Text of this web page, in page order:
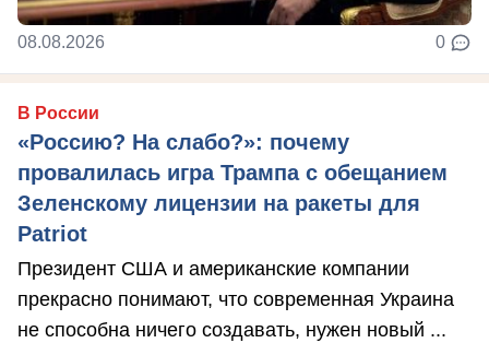
08.08.2026 0
В России
«Россию? На слабо?»: почему
провалилась игра Трампа с обещанием
Зеленскому лицензии на ракеты для
Patriot
Президент США и американские компании
прекрасно понимают, что современная Украина
не способна ничего создавать, нужен новый ...